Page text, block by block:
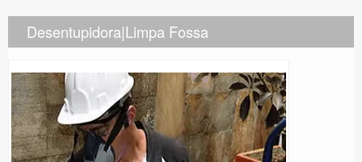
Desentupidora|Limpa Fossa